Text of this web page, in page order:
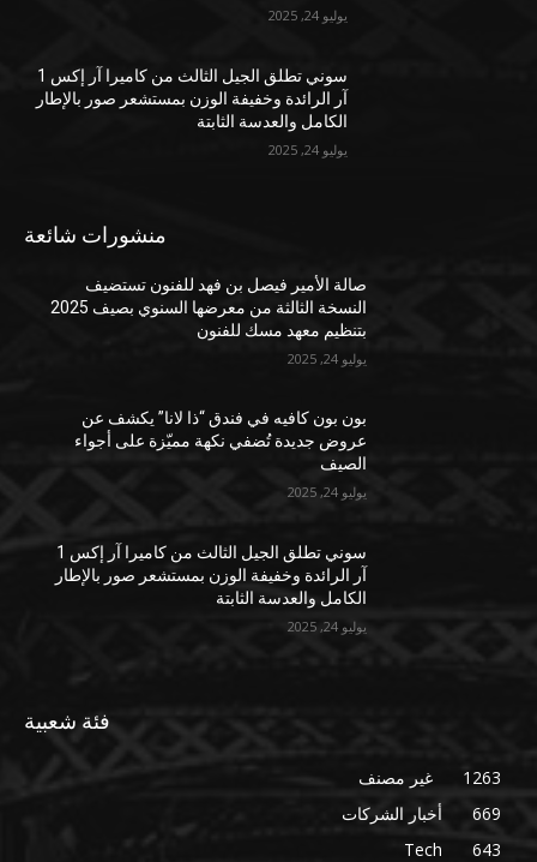
يوليو 24, 2025
سوني تطلق الجيل الثالث من كاميرا آر إكس 1
آر الرائدة وخفيفة الوزن بمستشعر صور بالإطار
الكامل والعدسة الثابتة
يوليو 24, 2025
منشورات شائعة
صالة الأمير فيصل بن فهد للفنون تستضيف
النسخة الثالثة من معرضها السنوي بصيف 2025
بتنظيم معهد مسك للفنون
يوليو 24, 2025
بون بون كافيه في فندق “ذا لانا” يكشف عن
عروض جديدة تُضفي نكهة مميّزة على أجواء
الصيف
يوليو 24, 2025
سوني تطلق الجيل الثالث من كاميرا آر إكس 1
آر الرائدة وخفيفة الوزن بمستشعر صور بالإطار
الكامل والعدسة الثابتة
يوليو 24, 2025
فئة شعبية
غير مصنف
1263
أخبار الشركات
669
Tech
643